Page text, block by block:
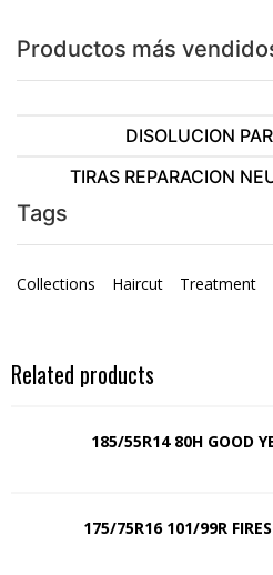
Productos más
DISOLUCION
TIRAS REPARACION
Tags
Collections Haircut Treatment
Related products
185/55R14 80H GOOD
175/75R16 101/99R